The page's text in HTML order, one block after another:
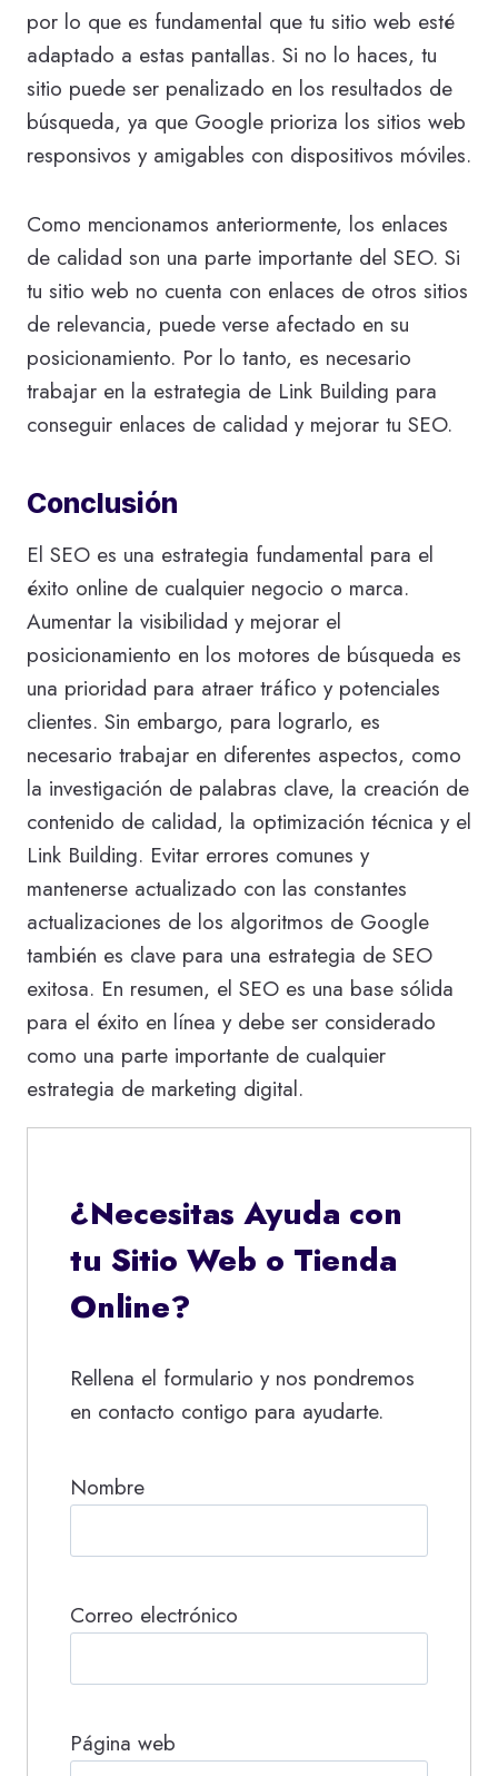
por lo que es fundamental que tu sitio web esté
adaptado a estas pantallas. Si no lo haces, tu
sitio puede ser penalizado en los resultados de
búsqueda, ya que Google prioriza los sitios web
responsivos y amigables con dispositivos móviles.
Como mencionamos anteriormente, los enlaces
de calidad son una parte importante del SEO. Si
tu sitio web no cuenta con enlaces de otros sitios
de relevancia, puede verse afectado en su
posicionamiento. Por lo tanto, es necesario
trabajar en la estrategia de Link Building para
conseguir enlaces de calidad y mejorar tu SEO.
Conclusión
El SEO es una estrategia fundamental para el
éxito online de cualquier negocio o marca.
Aumentar la visibilidad y mejorar el
posicionamiento en los motores de búsqueda es
una prioridad para atraer tráfico y potenciales
clientes. Sin embargo, para lograrlo, es
necesario trabajar en diferentes aspectos, como
la investigación de palabras clave, la creación de
contenido de calidad, la optimización técnica y el
Link Building. Evitar errores comunes y
mantenerse actualizado con las constantes
actualizaciones de los algoritmos de Google
también es clave para una estrategia de SEO
exitosa. En resumen, el SEO es una base sólida
para el éxito en línea y debe ser considerado
como una parte importante de cualquier
estrategia de marketing digital.
¿Necesitas Ayuda con
tu Sitio Web o Tienda
Online?
Rellena el formulario y nos pondremos
en contacto contigo para ayudarte.
Nombre
Correo electrónico
Página web